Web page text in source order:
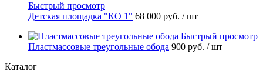
Быстрый просмотр
Детская площадка "КО 1" 68 000 руб. / шт
Быстрый просмотр
Пластмассовые треугольные обода 900 руб. / шт
Каталог